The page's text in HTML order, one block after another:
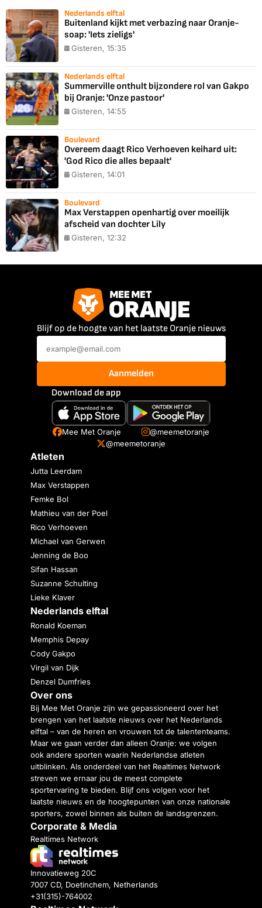
Nederlands elftal
Buitenland kijkt met verbazing naar Oranje-
soap: 'Iets zieligs'
Gisteren, 15:35
Nederlands elftal
Summerville onthult bijzondere rol van Gakpo
bij Oranje: 'Onze pastoor'
Gisteren, 14:55
Boulevard
Overeem daagt Rico Verhoeven keihard uit:
'God Rico die alles bepaalt'
Gisteren, 14:01
Boulevard
Max Verstappen openhartig over moeilijk
afscheid van dochter Lily
Gisteren, 12:32
Blijf op de hoogte van het laatste Oranje nieuws
Aanmelden
Download de app
Mee Met Oranje
@meemetoranje
@meemetoranje
Atleten
Jutta Leerdam
Max Verstappen
Femke Bol
Mathieu van der Poel
Rico Verhoeven
Michael van Gerwen
Jenning de Boo
Sifan Hassan
Suzanne Schulting
Lieke Klaver
Nederlands elftal
Ronald Koeman
Memphis Depay
Cody Gakpo
Virgil van Dijk
Denzel Dumfries
Over ons
Bij Mee Met Oranje zijn we gepassioneerd over het
brengen van het laatste nieuws over het Nederlands
elftal – van de heren en vrouwen tot de talententeams.
Maar we gaan verder dan alleen Oranje: we volgen
ook andere sporten waarin Nederlandse atleten
uitblinken. Als onderdeel van het Realtimes Network
streven we ernaar jou de meest complete
sportervaring te bieden. Blijf ons volgen voor het
laatste nieuws en de hoogtepunten van onze nationale
sporters, zowel binnen als buiten de landsgrenzen.
Corporate & Media
Realtimes Network
Innovatieweg 20C
7007 CD, Doetinchem, Netherlands
+31(315)-764002